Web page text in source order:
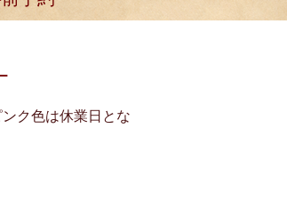
ク色は休業日とな